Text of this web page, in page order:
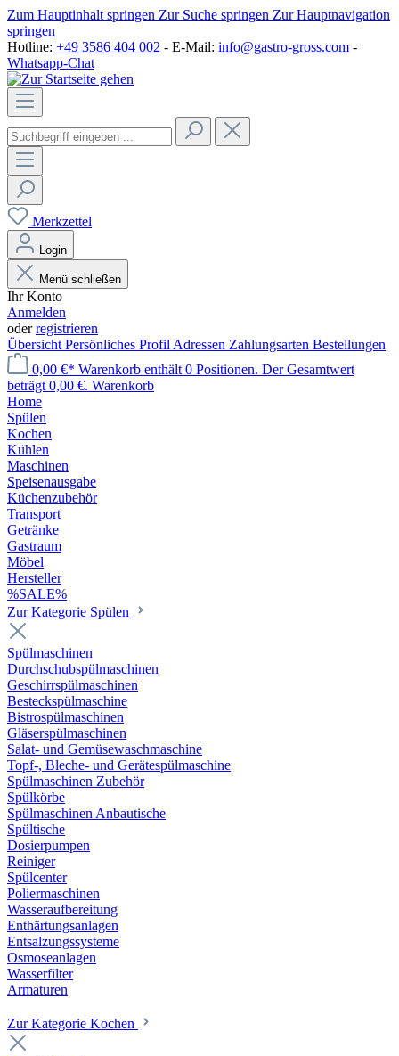
Zum Hauptinhalt springen Zur Suche springen Zur Hauptnavigation
springen
Hotline: +49 3586 404 002 - E-Mail: info@gastro-gross.com -
Whatsapp-Chat
Merkzettel
Login
Menü schließen
Ihr Konto
Anmelden
oderregistrieren
Übersicht Persönliches Profil Adressen Zahlungsarten Bestellungen
0,00 €* Warenkorb enthält 0 Positionen. Der Gesamtwert
beträgt 0,00 €. Warenkorb
Home
Spülen
Kochen
Kühlen
Maschinen
Speisenausgabe
Küchenzubehör
Transport
Getränke
Gastraum
Möbel
Hersteller
%SALE%
Zur Kategorie Spülen
Spülmaschinen
Durchschubspülmaschinen
Geschirrspülmaschinen
Besteckspülmaschine
Bistrospülmaschinen
Gläserspülmaschinen
Salat- und Gemüsewaschmaschine
Topf-, Bleche- und Gerätespülmaschine
Spülmaschinen Zubehör
Spülkörbe
Spülmaschinen Anbautische
Spültische
Dosierpumpen
Reiniger
Spülcenter
Poliermaschinen
Wasseraufbereitung
Enthärtungsanlagen
Entsalzungssysteme
Osmoseanlagen
Wasserfilter
Armaturen
Zur Kategorie Kochen